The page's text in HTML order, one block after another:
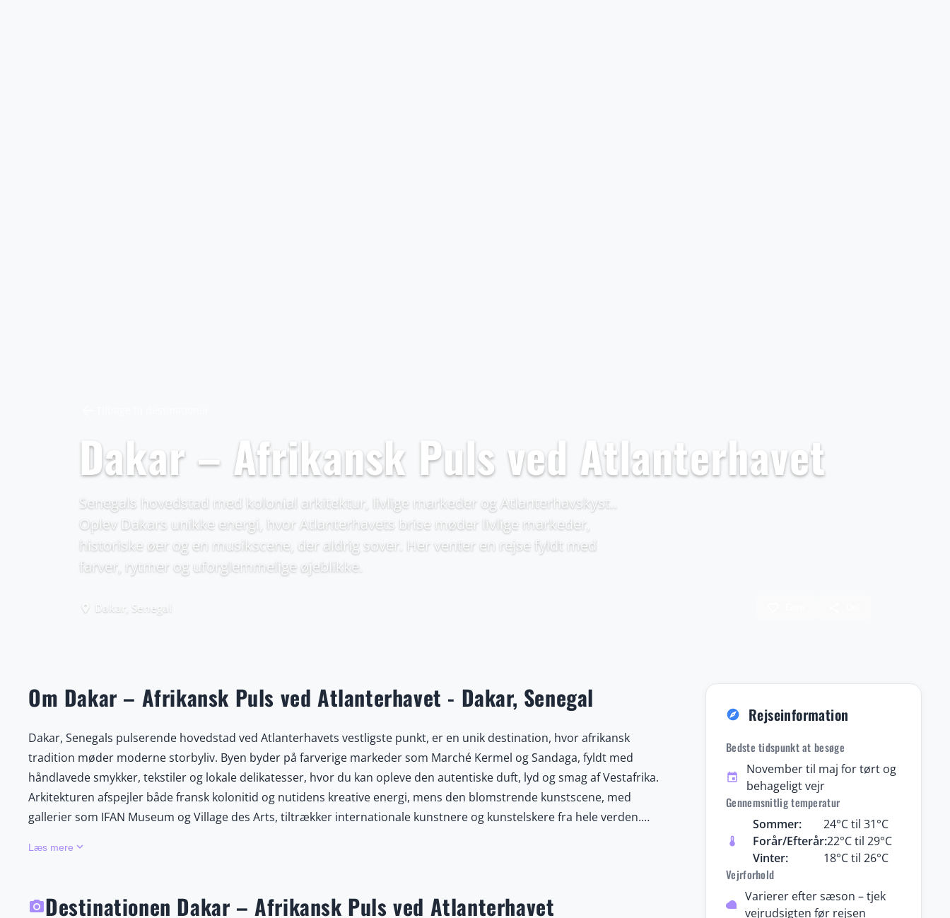
Dakar – Afrikansk Puls ved Atlanterhavet
Senegals hovedstad med kolonial arkitektur, livlige markeder og Atlanterhavskyst..
Oplev Dakars unikke energi, hvor Atlanterhavets brise møder livlige markeder,
historiske øer og en musikscene, der aldrig sover. Her venter en rejse fyldt med
farver, rytmer og uforglemmelige øjeblikke.
place Dakar, Senegal
Om Dakar – Afrikansk Puls ved Atlanterhavet - Dakar, Senegal
Dakar, Senegals pulserende hovedstad ved Atlanterhavets vestligste punkt, er en unik destination, hvor afrikansk
tradition møder moderne storbyliv. Byen byder på farverige markeder som Marché Kermel og Sandaga, fyldt med
håndlavede smykker, tekstiler og lokale delikatesser, hvor du kan opleve den autentiske duft, lyd og smag af Vestafrika.
Arkitekturen afspejler både fransk kolonitid og nutidens kreative energi, mens den blomstrende kunstscene, med
gallerier som IFAN Museum og Village des Arts, tiltrækker internationale kunstnere og kunstelskere fra hele verden.
venter ved Les Mamelles fyrtårn, hvor Atlanterhavets solnedgange er uforglemmelige, og ved de nærliggende strande
Læs mere keyboard_arrow_down
photo_cameraDestinationen Dakar – Afrikansk Puls ved Atlanterhavet
explore Rejseinformation
Bedste tidspunkt at besøge
event
November til maj for tørt og
behageligt vejr
Gennemsnitlig temperatur
thermostat
Sommer:
24°C til 31°C
Forår/Efterår:22°C til 29°C
Vinter:
18°C til 26°C
Vejrforhold
cloud
Varierer efter sæson – tjek
vejrudsigten før rejsen